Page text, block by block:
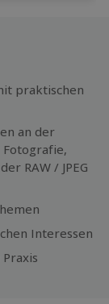
praktischen
an der
Fotografie,
RAW / JPEG
Interessen